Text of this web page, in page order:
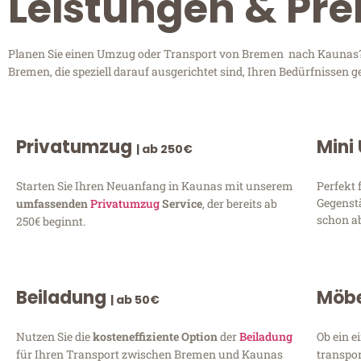
Planen Sie einen Umzug oder Transport von Bremen nach
Bremen, die speziell darauf ausgerichtet sind, Ihren Bedürfnissen
Privatumzug | ab 250€
Starten Sie Ihren Neuanfang in Kaunas mit unserem
umfassendenPrivatumzugService, der bereits ab
250€ beginnt.
Mini
Perfekt
schon
Beiladung | ab 50€
Nutzen Sie diekosteneffiziente OptionderBeiladung
für Ihren Transport zwischen Bremen und Kaunas
Ob ein